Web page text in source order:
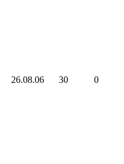
26.08.06 30 0